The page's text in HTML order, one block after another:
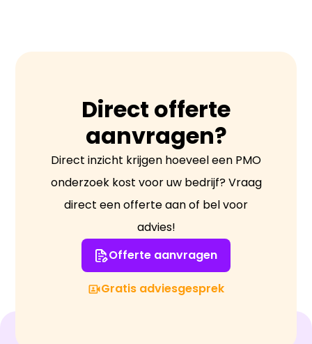
Direct offerte
aanvragen?
Direct inzicht krijgen hoeveel een PMO
onderzoek kost voor uw bedrijf? Vraag
direct een offerte aan of bel voor
advies!
Offerte aanvragen
Gratis adviesgesprek